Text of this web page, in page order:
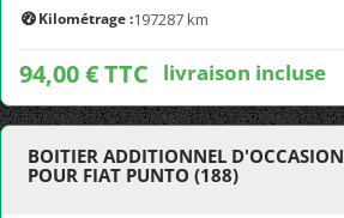
Kilométrage :197287 km
94,00 € TTC livraison incluse
BOITIER ADDITIONNEL D'OCCASION
POUR FIAT PUNTO (188)